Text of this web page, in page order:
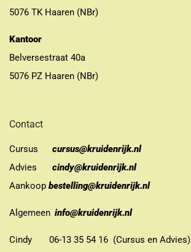
5076 TK Haaren (NBr)
Kantoor
Belversestraat 40a
5076 PZ Haaren (NBr)
Contact
Cursus
cursus@kruidenrijk.nl
Advies
cindy@kruidenrijk.nl
Aankoop bestelling@kruidenrijk.nl
Algemeen info@kruidenrijk.nl
Cindy 06-13 35 54 16 (Cursus en Advies)